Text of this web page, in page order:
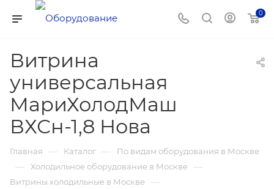
0
Витрина
универсальная
МариХолодМаш
ВХСн-1,8 Нова
Главная — Каталог — По видам оборудования в Москве
— Холодильное оборудование в Москве —
Витрины холодильные в Москве —